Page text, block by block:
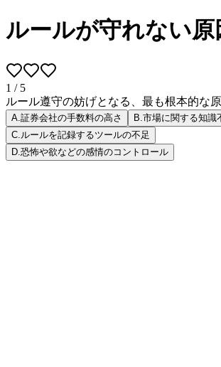
ルールが守れない原
1 / 5
ルール遵守の妨げとなる、最も根本的な
A 証券会社の手数料の高さ B 市場に関する知識
C ルールを記録するツールの不足
D 恐怖や欲などの感情のコントロール